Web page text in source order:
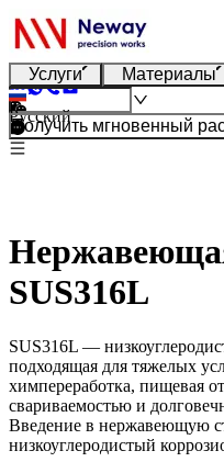
Услуги Материалы
Русский
Получить мгновенный
SUS316L
SUS316L —
подходящая для тяжелых
химпереработка, пищевая
свариваемостью и
Введение в нержавеющую
низкоуглеродистый